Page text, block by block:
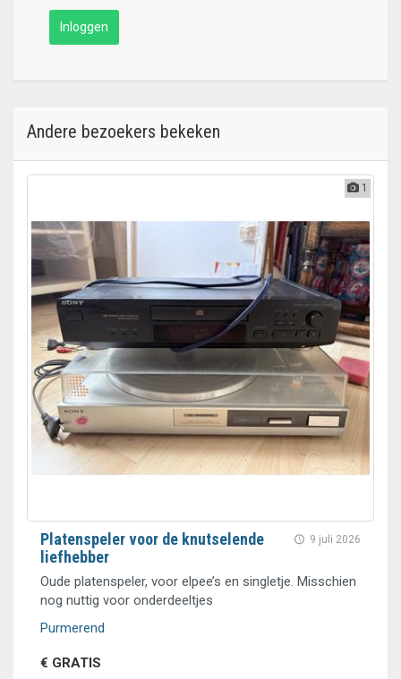
Inloggen
Andere bezoekers bekeken
1
9 juli 2026
Platenspeler voor de knutselende
liefhebber
Oude platenspeler, voor elpee’s en singletje. Misschien
nog nuttig voor onderdeeltjes
Purmerend
€ GRATIS